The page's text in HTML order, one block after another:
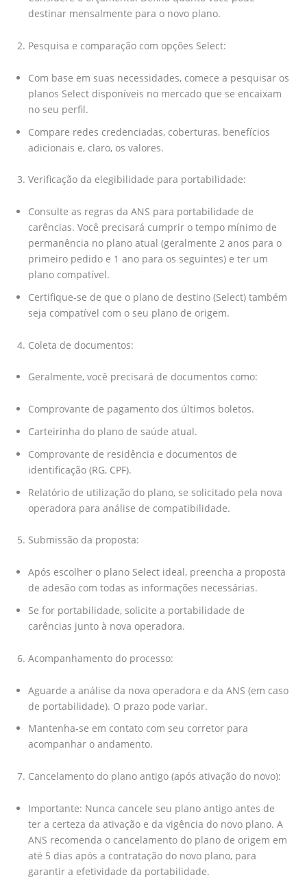
destinar mensalmente para o novo plano.
Pesquisa e comparação com opções Select:
Com base em suas necessidades, comece a pesquisar os
planos Select disponíveis no mercado que se encaixam
no seu perfil.
Compare redes credenciadas, coberturas, benefícios
adicionais e, claro, os valores.
Verificação da elegibilidade para portabilidade:
Consulte as regras da ANS para portabilidade de
carências. Você precisará cumprir o tempo mínimo de
permanência no plano atual (geralmente 2 anos para o
primeiro pedido e 1 ano para os seguintes) e ter um
plano compatível.
Certifique-se de que o plano de destino (Select) também
seja compatível com o seu plano de origem.
Coleta de documentos:
Geralmente, você precisará de documentos como:
Comprovante de pagamento dos últimos boletos.
Carteirinha do plano de saúde atual.
Comprovante de residência e documentos de
identificação (RG, CPF).
Relatório de utilização do plano, se solicitado pela nova
operadora para análise de compatibilidade.
Submissão da proposta:
Após escolher o plano Select ideal, preencha a proposta
de adesão com todas as informações necessárias.
Se for portabilidade, solicite a portabilidade de
carências junto à nova operadora.
Acompanhamento do processo:
Aguarde a análise da nova operadora e da ANS (em caso
de portabilidade). O prazo pode variar.
Mantenha-se em contato com seu corretor para
acompanhar o andamento.
Cancelamento do plano antigo (após ativação do novo):
Importante: Nunca cancele seu plano antigo antes de
ter a certeza da ativação e da vigência do novo plano. A
ANS recomenda o cancelamento do plano de origem em
até 5 dias após a contratação do novo plano, para
garantir a efetividade da portabilidade.